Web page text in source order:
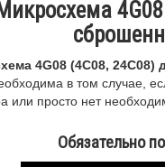
Микросхема
4G08 (4C08, 24C08)
в том случае,
или просто нет
Обязательно